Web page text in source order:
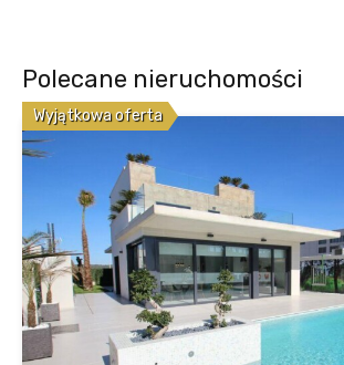
Polecane nieruchomości
Wyjątkowa oferta